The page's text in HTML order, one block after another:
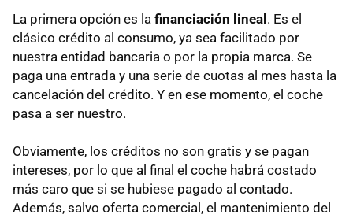
La primera opción es la financiación lineal . Es el
clásico crédito al consumo, ya sea facilitado por
nuestra entidad bancaria o por la propia marca. Se
paga una entrada y una serie de cuotas al mes hasta la
cancelación del crédito. Y en ese momento, el coche
pasa a ser nuestro.
Obviamente, los créditos no son gratis y se pagan
intereses, por lo que al final el coche habrá costado
más caro que si se hubiese pagado al contado.
Además, salvo oferta comercial, el mantenimiento del